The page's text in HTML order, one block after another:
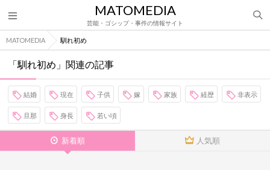
MATOMEDIA
芸能・ゴシップ・事件の情報サイト
MATOMEDIA 馴れ初め
「馴れ初め」関連の記事
結婚 現在 子供 嫁 家族 経歴 非表示
旦那 身長 若い頃
新着順 人気順